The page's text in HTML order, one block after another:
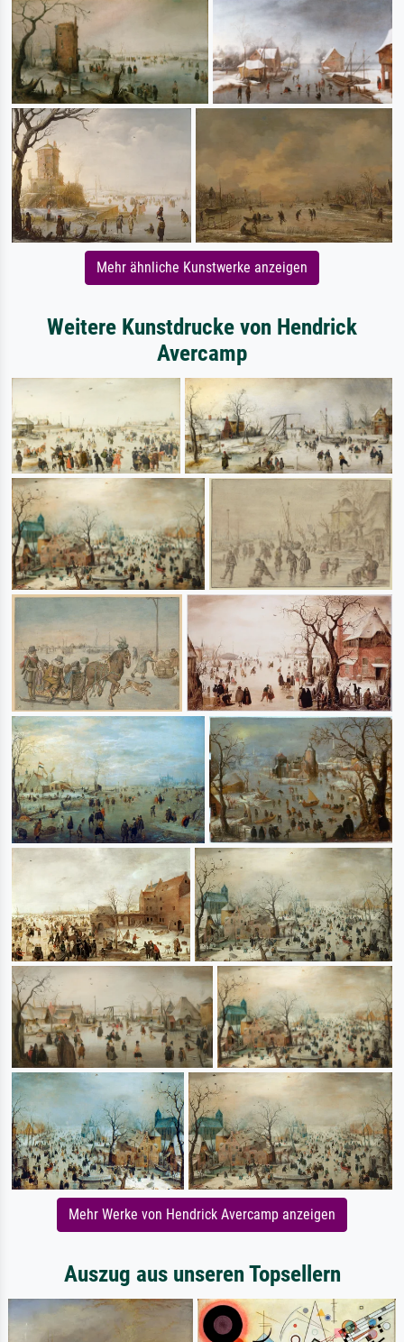
Mehr ähnliche Kunstwerke anzeigen
Weitere Kunstdrucke von Hendrick
Avercamp
Mehr Werke von Hendrick Avercamp anzeigen
Auszug aus unseren Topsellern